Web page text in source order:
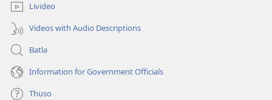
Livideo
Videos with Audio Descriptions
Batla
Information for Government Officials
Thuso